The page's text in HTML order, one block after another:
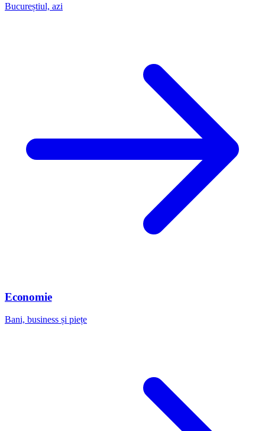
Bucureștiul, azi
Economie
Bani, business și piețe